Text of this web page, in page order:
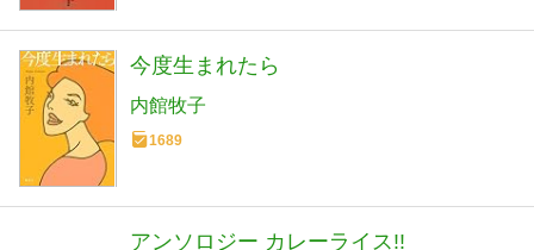
今度生まれたら
内館牧子
1689
アンソロジー カレーライス!!